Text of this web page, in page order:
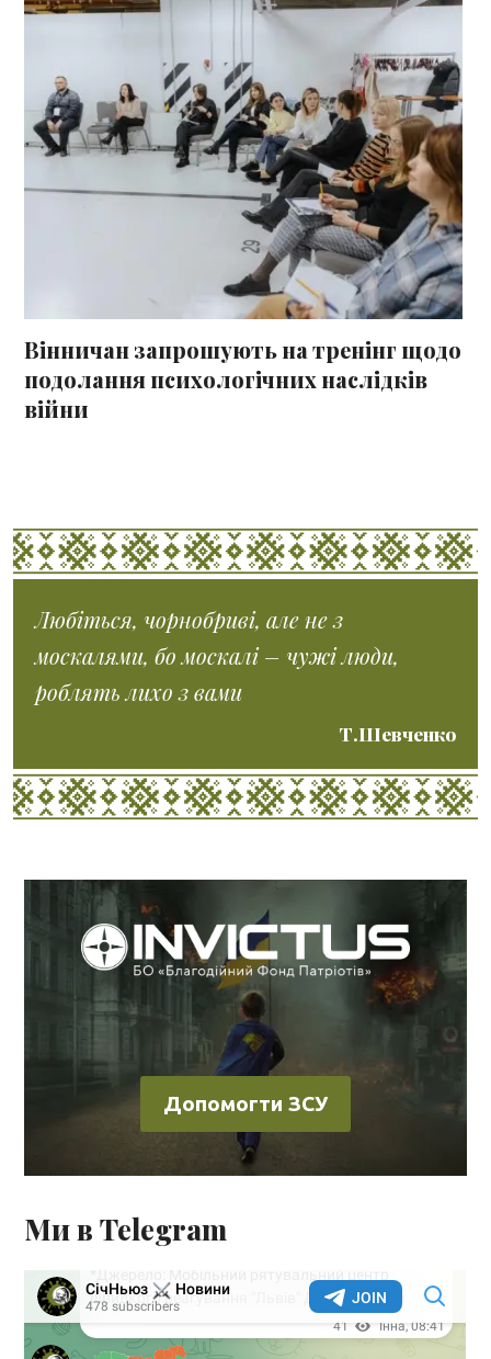
Вінничан запрошують на тренінг щодо
подолання психологічних наслідків
війни
Любіться, чорнобриві, але не з
москалями, бо москалі – чужі люди,
роблять лихо з вами
Т.Шевченко
Допомогти ЗСУ
Ми в Telegram